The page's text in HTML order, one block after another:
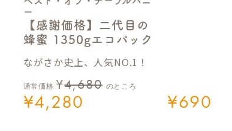
ー
【感謝価格】二代目の
蜂蜜 1350gエコパック
ながさか史上、人気NO.1！
通常価格 ¥4,680 のところ
¥4,280 ¥690